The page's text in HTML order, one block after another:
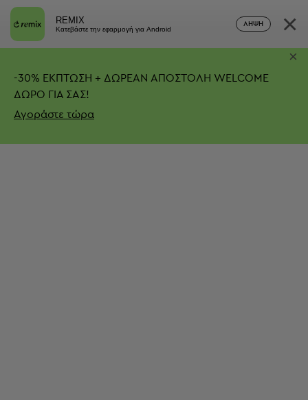
REMIX
Κατεβάστε την εφαρμογή για Android
ΛΉΨΗ ×
-30% ΕΚΠΤΩΣΗ + ΔΩΡΕΑΝ ΑΠΟΣΤΟΛΗ WELCOME
ΔΩΡΟ ΓΙΑ ΣΑΣ!
Αγοράστε τώρα
×